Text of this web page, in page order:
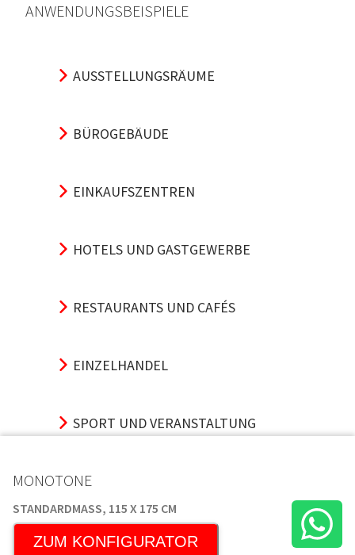
MONOTONE
STANDARDMASS, 115 X 175 CM
ZUM KONFIGURATOR
ANWENDUNGSBEISPIELE
AUSSTELLUNGSRÄUME
BÜROGEBÄUDE
EINKAUFSZENTREN
HOTELS UND GASTGEWERBE
RESTAURANTS UND CAFÉS
EINZELHANDEL
SPORT UND VERANSTALTUNG
VERKEHRSKNOTENPUNKTE